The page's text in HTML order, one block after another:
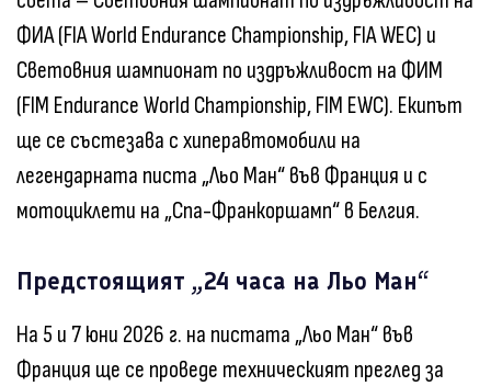
ФИА (FIA World Endurance Championship, FIA WEC) и
Световния шампионат по издръжливост на ФИМ
(FIM Endurance World Championship, FIM EWC). Екипът
ще се състезава с хиперавтомобили на
легендарната писта „Льо Ман“ във Франция и с
мотоциклети на „Спа-Франкоршамп“ в Белгия.
Предстоящият „24 часа на Льо Ман“
На 5 и 7 юни 2026 г. на пистата „Льо Ман“ във
Франция ще се проведе техническият преглед за